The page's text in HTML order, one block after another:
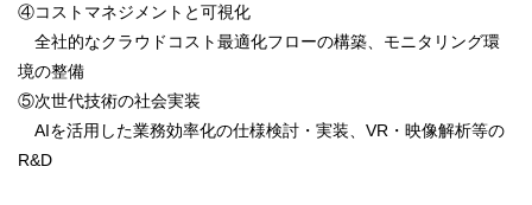
④コストマネジメントと可視化
全社的なクラウドコスト最適化フローの構築、モニタリング環
境の整備
⑤次世代技術の社会実装
AIを活用した業務効率化の仕様検討・実装、VR・映像解析等の
R&D